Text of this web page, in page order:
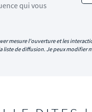
qui vous
mesure l'ouverture et les
de diffusion. Je peux modifier